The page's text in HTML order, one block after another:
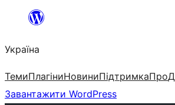
Перейти
вмісту
Україна
ТемиПлагіниНовиниПідтримкаПро
Завантажити WordPress